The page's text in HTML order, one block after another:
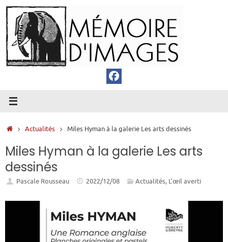
Passer
au
contenu
Accueil
Actualités Miles Hyman à la galerie Les arts dessinés
Miles Hyman à la galerie Les arts
dessinés
Pascale Rousseau 2022/12/08 Actualités, L’œil averti